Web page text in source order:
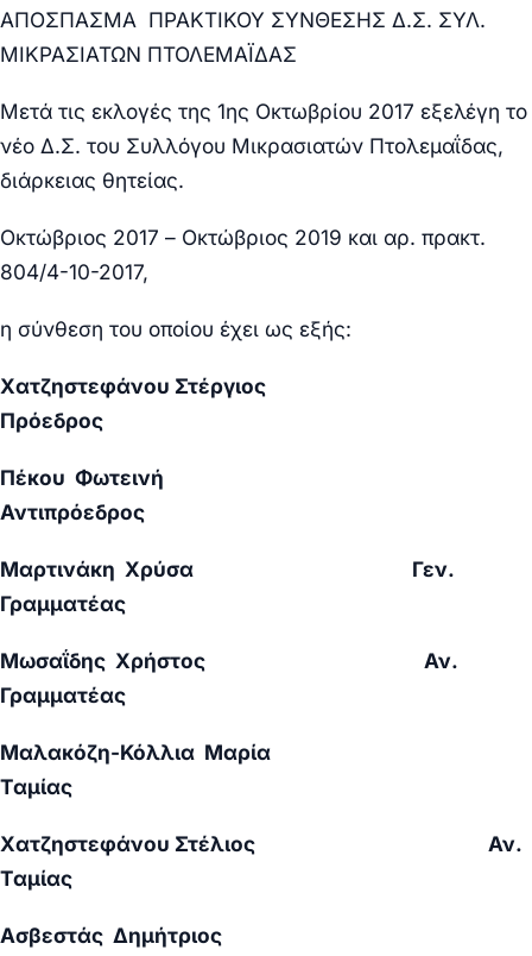
ΑΠΟΣΠΑΣΜΑ ΠΡΑΚΤΙΚΟΥ ΣΥΝΘΕΣΗΣ Δ.Σ. ΣΥΛ.
ΜΙΚΡΑΣΙΑΤΩΝ ΠΤΟΛΕΜΑΪΔΑΣ
Μετά τις εκλογές της 1ης Οκτωβρίου 2017 εξελέγη το
νέο Δ.Σ. του Συλλόγου Μικρασιατών Πτολεμαΐδας,
διάρκειας θητείας.
Οκτώβριος 2017 – Οκτώβριος 2019 και αρ. πρακτ.
804/4-10-2017,
η σύνθεση του οποίου έχει ως εξής:
Χατζηστεφάνου Στέργιος
Πρόεδρος
Πέκου Φωτεινή
Αντιπρόεδρος
Μαρτινάκη Χρύσα Γεν.
Γραμματέας
Μωσαΐδης Χρήστος Αν.
Γραμματέας
Μαλακόζη-Κόλλια Μαρία
Ταμίας
Χατζηστεφάνου Στέλιος Αν.
Ταμίας
Ασβεστάς Δημήτριος